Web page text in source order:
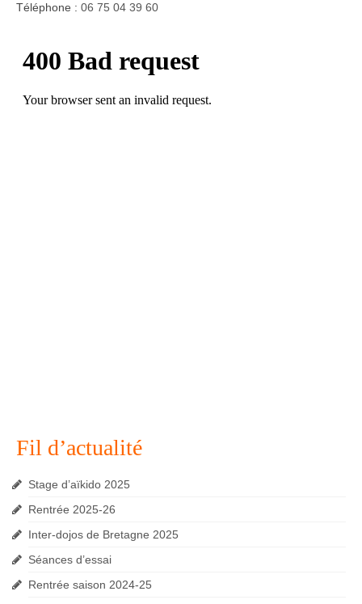
Photos-Presse
Téléphone : 06 75 04 39 60
Fil d’actualité
Stage d’aïkido 2025
Rentrée 2025-26
Inter-dojos de Bretagne 2025
Séances d’essai
Rentrée saison 2024-25